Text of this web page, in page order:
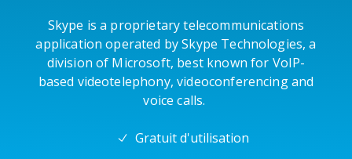
Skype is a proprietary telecommunications
application operated by Skype Technologies, a
division of Microsoft, best known for VoIP-
based videotelephony, videoconferencing and
voice calls.
Gratuit d'utilisation